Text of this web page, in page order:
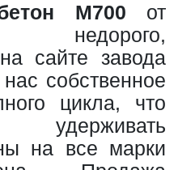
М700 от
недорого,
сайте завода
собственное
цикла, что
на все марки